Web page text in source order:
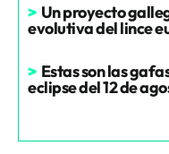
> Un proyecto
evolutiva del lince
> Estas son las
eclipse del 12 de